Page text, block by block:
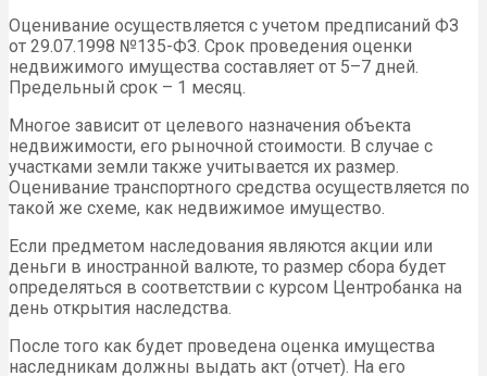
Оценивание осуществляется с учетом предписаний ФЗ
от 29.07.1998 №135-ФЗ. Срок проведения оценки
недвижимого имущества составляет от 5–7 дней.
Предельный срок – 1 месяц.
Многое зависит от целевого назначения объекта
недвижимости, его рыночной стоимости. В случае с
участками земли также учитывается их размер.
Оценивание транспортного средства осуществляется по
такой же схеме, как недвижимое имущество.
Если предметом наследования являются акции или
деньги в иностранной валюте, то размер сбора будет
определяться в соответствии с курсом Центробанка на
день открытия наследства.
После того как будет проведена оценка имущества
наследникам должны выдать акт (отчет). На его